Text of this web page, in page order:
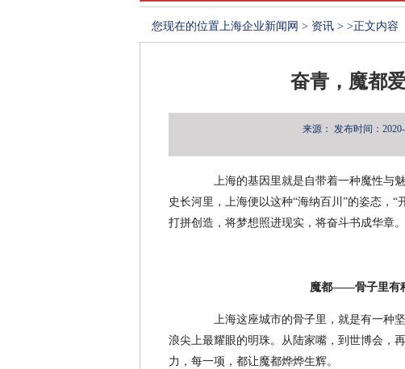
您现在的位置上海企业新闻网 > 资讯 > >正文内容
奋青，魔都
来源： 发布时间：
上海的基因里就是自带着一种魔性与魅
史长河里，上海便以这种“海纳百川”的姿态，
打拼创造，将梦想照进现实，将奋斗书成华章。
魔都——骨子里有
上海这座城市的骨子里，就是有一种坚
浪尖上最耀眼的明珠。从陆家嘴，到世博会
力，每一项，都让魔都烨烨生辉。